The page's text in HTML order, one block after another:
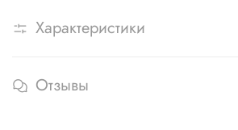
Характеристики
Отзывы